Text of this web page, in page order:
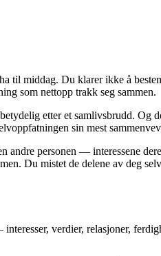
til middag. Du klarer ikke å
som nettopp trakk seg sammen.
etter et samlivsbrudd. Og
sin mest
personen — interessene
Du mistet de delene av deg
verdier, relasjoner,